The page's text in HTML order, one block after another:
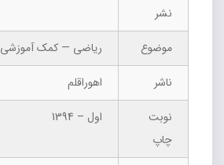
نشر
موضوع
ریاضی — کمک آموزشی
ناشر
اهوراقلم
نوبت
چاپ
اول – 1394